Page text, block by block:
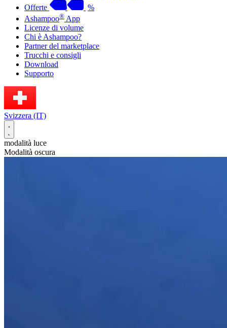
Offerte
%
Ashampoo® App
Licenze di volume
Chi è Ashampoo?
Partner del marketplace
Trucchi e consigli
Download
Supporto
Svizzera (IT)
modalità luce
Modalità oscura